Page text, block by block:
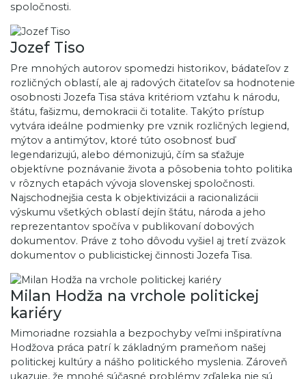
spoločnosti.
Jozef Tiso
Pre mnohých autorov spomedzi historikov, bádateľov z
rozličných oblastí, ale aj radových čitateľov sa hodnotenie
osobnosti Jozefa Tisa stáva kritériom vzťahu k národu,
štátu, fašizmu, demokracii či totalite. Takýto prístup
vytvára ideálne podmienky pre vznik rozličných legiend,
mýtov a antimýtov, ktoré túto osobnosť buď
legendarizujú, alebo démonizujú, čím sa sťažuje
objektívne poznávanie života a pôsobenia tohto politika
v rôznych etapách vývoja slovenskej spoločnosti.
Najschodnejšia cesta k objektivizácii a racionalizácii
výskumu všetkých oblastí dejín štátu, národa a jeho
reprezentantov spočíva v publikovaní dobových
dokumentov. Práve z toho dôvodu vyšiel aj tretí zväzok
dokumentov o publicistickej činnosti Jozefa Tisa.
Milan Hodža na vrchole politickej
kariéry
Mimoriadne rozsiahla a bezpochyby veľmi inšpiratívna
Hodžova práca patrí k základným prameňom našej
politickej kultúry a nášho politického myslenia. Zároveň
ukazuje, že mnohé súčasné problémy zďaleka nie sú